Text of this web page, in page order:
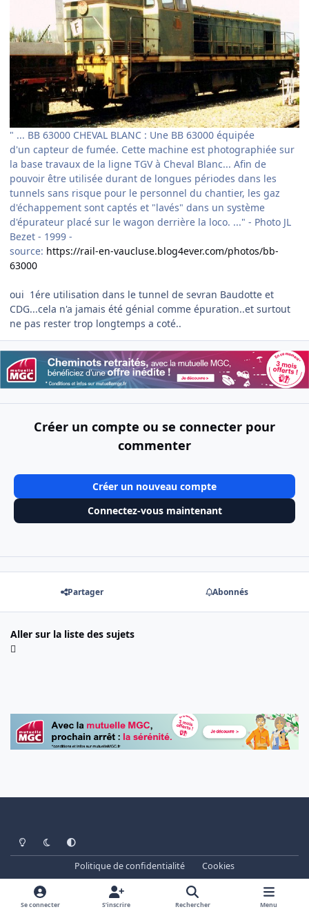
" ... BB 63000 CHEVAL BLANC : Une BB 63000 équipée
d'un capteur de fumée. Cette machine est photographiée sur
la base travaux de la ligne TGV à Cheval Blanc... Afin de
pouvoir être utilisée durant de longues périodes dans les
tunnels sans risque pour le personnel du chantier, les gaz
d'échappement sont captés et "lavés" dans un système
d'épurateur placé sur le wagon derrière la loco. ..." - Photo JL
Bezet - 1999 -
source: https://rail-en-vaucluse.blog4ever.com/photos/bb-
63000
oui 1ére utilisation dans le tunnel de sevran Baudotte et
CDG...cela n'a jamais été génial comme épuration..et surtout
ne pas rester trop longtemps a coté..
Créer un compte ou se connecter pour
commenter
Créer un nouveau compte
Connectez-vous maintenant
Partager Abonnés
Aller sur la liste des sujets
Light ModeDark ModeSystem Preference
Politique de confidentialité
Cookies
www.cheminots.net - Forum Libre depuis 2003
Powered by
Invision Community
Se connecter S’inscrire Rechercher Menu